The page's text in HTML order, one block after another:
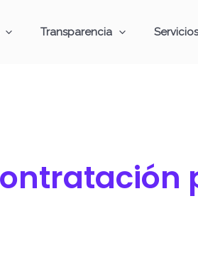
Transparencia Servicios